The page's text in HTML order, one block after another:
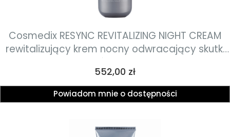
Cosmedix RESYNC REVITALIZING NIGHT CREAM
rewitalizujący krem nocny odwracający skutki
Cena
552,00 zł
Powiadom mnie o dostępności